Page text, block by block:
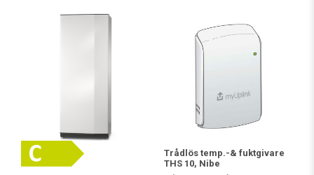
Trådlös temp.-& fuktgivare
THS 10, Nibe